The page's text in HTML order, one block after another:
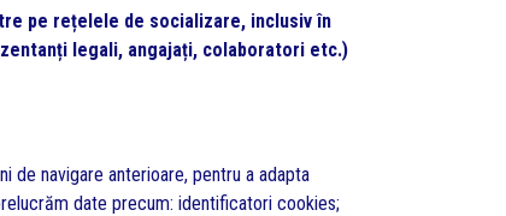
pe rețelele de socializare, inclusiv în
legali, angajați, colaboratori etc.)
de navigare anterioare, pentru a adapta
date precum: identificatori cookies;